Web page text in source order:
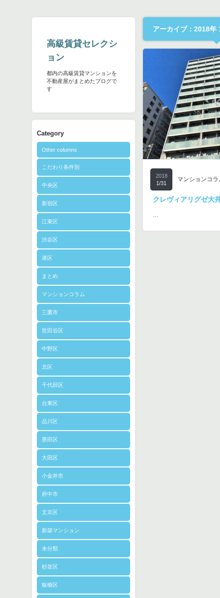
高級賃貸セレクシ
ョン
都内の高級賃貸マンションを
不動産屋がまとめたブログで
す
Category
Other columns
こだわり条件別
中央区
新宿区
江東区
渋谷区
港区
まとめ
マンションコラム
三鷹市
世田谷区
中野区
北区
千代田区
台東区
品川区
墨田区
大田区
小金井市
府中市
文京区
新築マンション
未分類
杉並区
板橋区
アーカイブ：2018年
2018
1/31
マンションコラ
クレヴィアリグゼ大
…